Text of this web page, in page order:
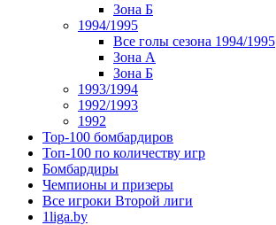
Зона Б
1994/1995
Все голы сезона 1994/1995
Зона А
Зона Б
1993/1994
1992/1993
1992
Top-100 бомбардиров
Топ-100 по количеству игр
Бомбардиры
Чемпионы и призеры
Все игроки Второй лиги
1liga.by